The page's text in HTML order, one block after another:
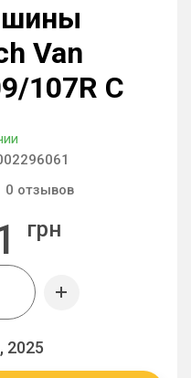
шины
Van
107R C
0 отзывов
грн
2025